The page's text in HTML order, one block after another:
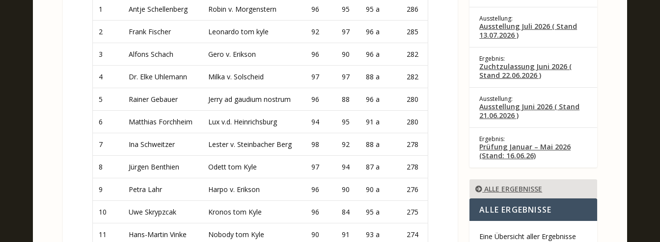
1 Antje Schellenberg Robin v. Morgenstern 96 95 95 a 286
2 Frank Fischer Leonardo tom kyle 92 97 96 a 285
3 Alfons Schach Gero v. Erikson 96 90 96 a 282
4 Dr. Elke Uhlemann Milka v. Solscheid 97 97 88 a 282
5 Rainer Gebauer Jerry ad gaudium nostrum 96 88 96 a 280
6 Matthias Forchheim Lux v.d. Heinrichsburg 94 95 91 a 280
7 Ina Schweitzer Lester v. Steinbacher Berg 98 92 88 a 278
8 Jürgen Benthien Odett tom Kyle 97 94 87 a 278
9 Petra Lahr Harpo v. Erikson 96 90 90 a 276
10 Uwe Skrypzcak Kronos tom Kyle 96 84 95 a 275
11 Hans-Martin Vinke Nobody tom Kyle 90 91 93 a 274
Ausstellung:
Ausstellung Juli 2026 ( Stand
13.07.2026 )
Ergebnis:
Zuchtzulassung Juni 2026 (
Stand 22.06.2026 )
Ausstellung:
Ausstellung Juni 2026 ( Stand
21.06.2026 )
Ergebnis:
Prüfung Januar – Mai 2026
(Stand: 16.06.26)
ALLE ERGEBNISSE
ALLE ERGEBNISSE
Eine Übersicht aller Ergebnisse